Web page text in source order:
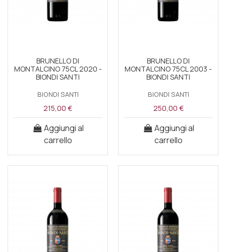
BRUNELLO DI
MONTALCINO 75CL 2020 -
BIONDI SANTI
BIONDI SANTI
215,00 €
Aggiungi al
carrello
BRUNELLO DI
MONTALCINO 75CL 2003 -
BIONDI SANTI
BIONDI SANTI
250,00 €
Aggiungi al
carrello